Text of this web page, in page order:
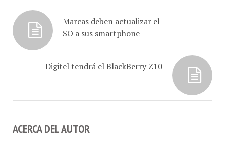
and Analysis Team, Latin
America de Kaspersky…Marcas deben actualizar el
SO a sus smartphone
Digitel tendrá el BlackBerry Z10
ACERCA DEL AUTOR